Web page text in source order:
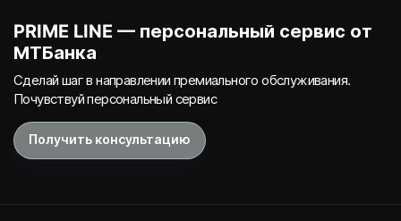
PRIME LINE — персональный сервис от
МТБанка
Сделай шаг в направлении премиального обслуживания.
Почувствуй персональный сервис
Получить консультацию